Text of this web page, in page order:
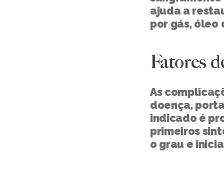
ajuda a
por gás, óleo
Fatores
As
doença,
indicado é
primeiros
o grau e